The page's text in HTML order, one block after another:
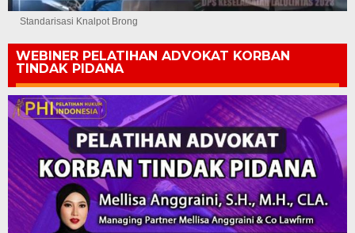
Standarisasi Knalpot Brong
WEBINER PELATIHAN ADVOKAT KORBAN
TINDAK PIDANA